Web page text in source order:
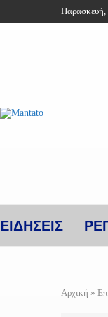
ΕΙΔΗΣΕΙΣ
Αρχική »